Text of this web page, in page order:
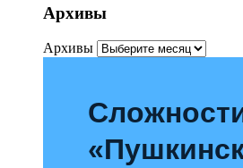
Архивы
Архивы